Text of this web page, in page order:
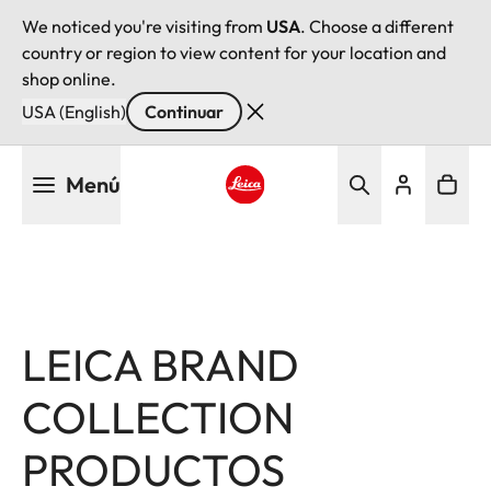
We noticed you're visiting from USA. Choose a different
country or region to view content for your location and
shop online.
USA (English)
Continuar
Menú
LEICA BRAND
COLLECTION
PRODUCTOS
Image Image